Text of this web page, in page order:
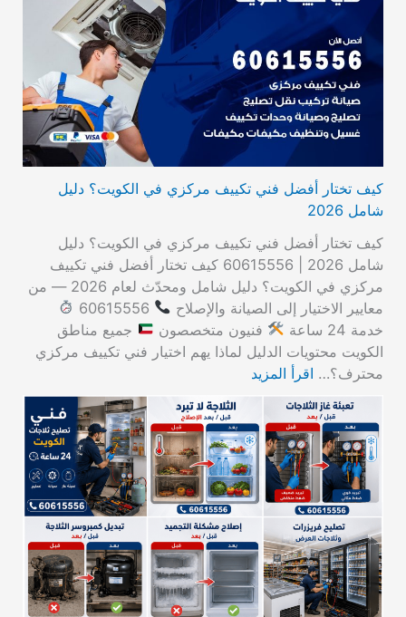
كيف تختار أفضل فني تكييف مركزي في الكويت؟ دليل
شامل 2026
كيف تختار أفضل فني تكييف مركزي في الكويت؟ دليل
شامل 2026 | 60615556 كيف تختار أفضل فني تكييف
مركزي في الكويت؟ دليل شامل ومحدّث لعام 2026 — من
معايير الاختيار إلى الصيانة والإصلاح
خدمة 24 ساعة
فنيون متخصصون
جميع مناطق
الكويت محتويات الدليل لماذا يهم اختيار فني تكييف مركزي
محترف؟… اقرأ المزيد